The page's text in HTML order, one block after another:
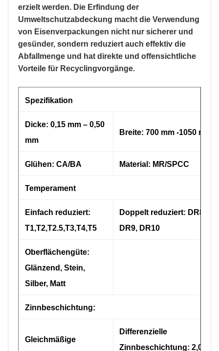
erzielt werden. Die Erfindung der
Umweltschutzabdeckung macht die Verwendung
von Eisenverpackungen nicht nur sicherer und
gesünder, sondern reduziert auch effektiv die
Abfallmenge und hat direkte und offensichtliche
Vorteile für Recyclingvorgänge.
Spezifikation
Dicke: 0,15 mm – 0,50
mm
Breite: 700 mm -1050 mm
Glühen: CA/BA Material: MR/SPCC
Temperament
Einfach reduziert:
T1,T2,T2.5,T3,T4,T5
Doppelt reduziert: DR8,
DR9, DR10
Oberflächengüte:
Glänzend, Stein,
Silber, Matt
Zinnbeschichtung:
Gleichmäßige
Differenzielle
Zinnbeschichtung: 2,0/1,1,